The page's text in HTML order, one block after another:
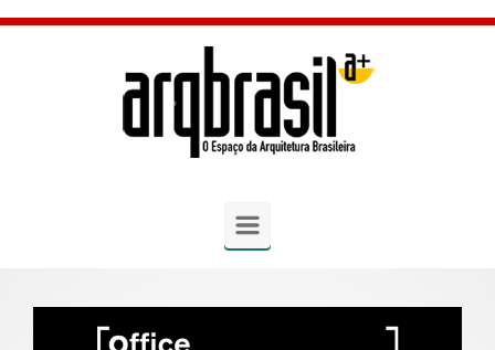
Skip to main content